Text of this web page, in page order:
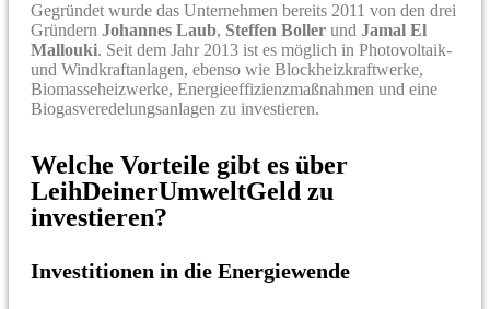
Gegründet wurde das Unternehmen bereits 2011 von den drei
Gründern Johannes Laub, Steffen Boller und Jamal El
Mallouki. Seit dem Jahr 2013 ist es möglich in Photovoltaik-
und Windkraftanlagen, ebenso wie Blockheizkraftwerke,
Biomasseheizwerke, Energieeffizienzmaßnahmen und eine
Biogasveredelungsanlagen zu investieren.
Welche Vorteile gibt es über
LeihDeinerUmweltGeld zu
investieren?
Investitionen in die Energiewende